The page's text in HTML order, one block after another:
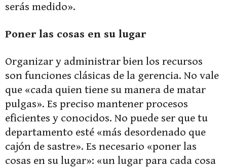
serás medido».
Poner las cosas en su lugar
Organizar y administrar bien los recursos
son funciones clásicas de la gerencia. No vale
que «cada quien tiene su manera de matar
pulgas». Es preciso mantener procesos
eficientes y conocidos. No puede ser que tu
departamento esté «más desordenado que
cajón de sastre». Es necesario «poner las
cosas en su lugar»: «un lugar para cada cosa